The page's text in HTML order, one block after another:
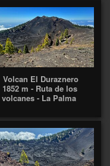
Volcan El Duraznero
1852 m - Ruta de los
volcanes - La Palma